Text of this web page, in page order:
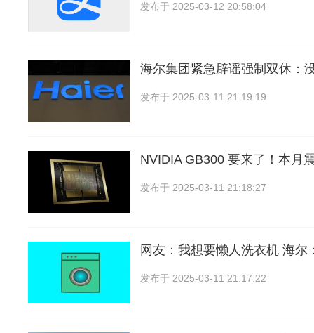
发布于 2025-03-12 20:58:04
海尔集团紧急辟谣强制双休：
发布于 2025-03-11 21:19:19
NVIDIA GB300 要来了！本月
发布于 2025-03-11 21:18:27
网友：我想要懒人洗衣机 海尔
发布于 2025-03-11 21:17:22